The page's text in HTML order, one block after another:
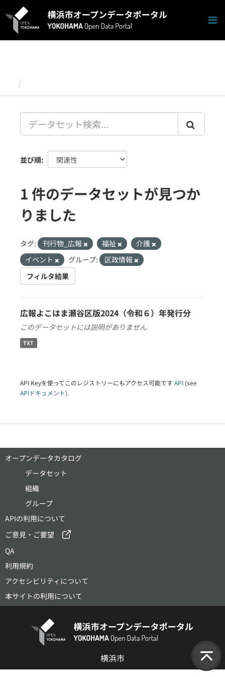
キ
並び順
1 件のデータセットが見つか
りました
タグ: 刊行物_広報 福祉
介護
イベント
グループ:
区政情報
フィルタ結果
広報よこはま瀬谷区版2024（令和６）年発行分
このデータセットには説明がありません
TXT
API Keyを使ってこのレジストリーにもアクセス可能です API (see
APIドキュメント).
オープンデータカタログ
データセット
組織
グループ
APIの利用について
ご意見・ご要望
QA
利用規約
アクセシビリティについて
本サイトの利用について
横浜市